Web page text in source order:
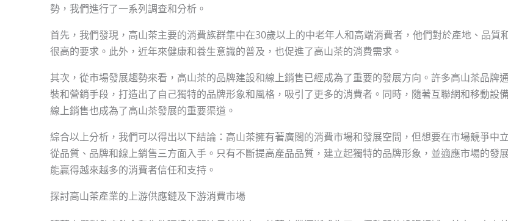
勢，我們進行了一系列調查和分析。
首先，我們發現，高山茶主要的消費族群集中在30歲以上的中老年人和高端消費者，他們對於產地、品質
很高的要求。此外，近年來健康和養生意識的普及，也促進了高山茶的消費需求。
其次，從市場發展趨勢來看，高山茶的品牌建設和線上銷售已經成為了重要的發展方向。許多高山茶品牌
裝和營銷手段，打造出了自己獨特的品牌形象和風格，吸引了更多的消費者。同時，隨著互聯網和移動設
線上銷售也成為了高山茶發展的重要渠道。
綜合以上分析，我們可以得出以下結論：高山茶擁有著廣闊的消費市場和發展空間，但想要在市場競爭中
從品質、品牌和線上銷售三方面入手。只有不斷提高產品品質，建立起獨特的品牌形象，並適應市場的發
能贏得越來越多的消費者信任和支持。
探討高山茶產業的上游供應鏈及下游消費市場